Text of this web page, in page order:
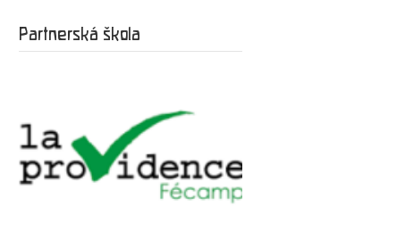
Partnerská škola